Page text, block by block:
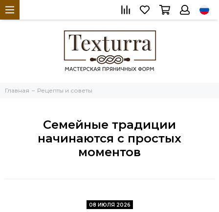
Главная Рецепты и советы
Семейные традиции
начинаются с простых
моментов
08 ИЮЛЯ 2026